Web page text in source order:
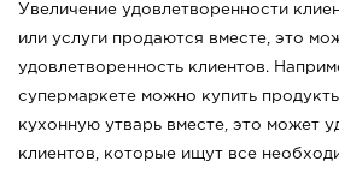
Увеличение удовлетворенности
или услуги продаются вместе, это
удовлетворенность клиентов.
супермаркете можно купить
кухонную утварь вместе, это может
клиентов, которые ищут все